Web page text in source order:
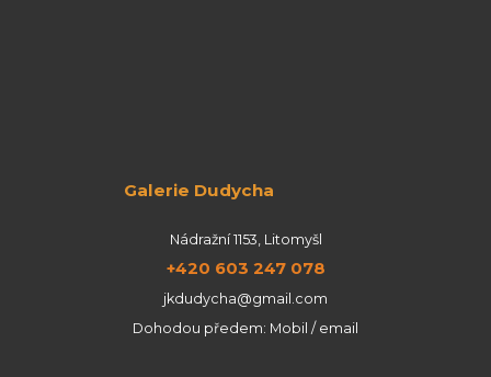
Galerie Dudycha
Nádražní 1153, Litomyšl
+420 603 247 078
jkdudycha@gmail.com
Dohodou předem: Mobil / email